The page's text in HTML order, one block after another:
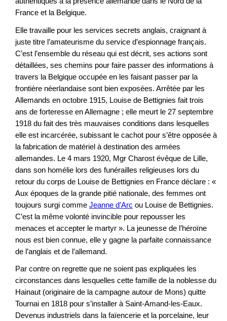
France et la Belgique.
Elle travaille pour les services secrets anglais, craignant à
juste titre l’amateurisme du service d’espionnage français.
C’est l’ensemble du réseau qui est décrit, ses actions sont
détaillées, ses chemins pour faire passer des informations à
travers la Belgique occupée en les faisant passer par la
frontière néerlandaise sont bien exposées. Arrêtée par les
Allemands en octobre 1915, Louise de Bettignies fait trois
ans de forteresse en Allemagne ; elle meurt le 27 septembre
1918 du fait des très mauvaises conditions dans lesquelles
elle est incarcérée, subissant le cachot pour s’être opposée à
la fabrication de matériel à destination des armées
allemandes. Le 4 mars 1920, Mgr Charost évêque de Lille,
dans son homélie lors des funérailles religieuses lors du
retour du corps de Louise de Bettignies en France déclare : «
Aux époques de la grande pitié nationale, des femmes ont
toujours surgi comme Jeanne d’Arc ou Louise de Bettignies.
C’est la même volonté invincible pour repousser les
menaces et accepter le martyr ». La jeunesse de l’héroïne
nous est bien connue, elle y gagne la parfaite connaissance
de l’anglais et de l’allemand.
Par contre on regrette que ne soient pas expliquées les
circonstances dans lesquelles cette famille de la noblesse du
Hainaut (originaire de la campagne autour de Mons) quitte
Tournai en 1818 pour s’installer à Saint-Amand-les-Eaux.
Devenus industriels dans la faïencerie et la porcelaine, leur